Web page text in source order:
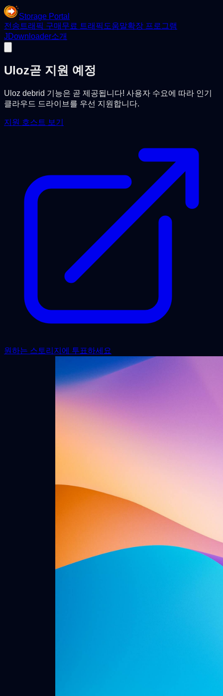
Storage Portal
전송 트래픽 구매 무료 트래픽 도움말확장 프로그램
JDownloader소개
Uloz곧 지원 예정
Uloz debrid 기능은 곧 제공됩니다! 사용자 수요에 따라 인기
클라우드 드라이브를 우선 지원합니다.
지원 호스트 보기
원하는 스토리지에 투표하세요